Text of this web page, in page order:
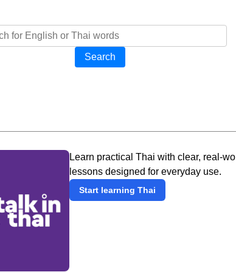
Search
Learn practical Thai with clear, real-
lessons designed for everyday use.
Start learning Thai